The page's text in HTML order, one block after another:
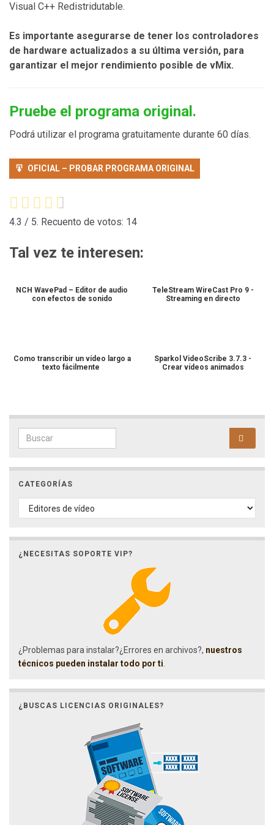
Visual C++ Redistridutable.
Es importante asegurarse de tener los controladores
de hardware actualizados a su última versión, para
garantizar el mejor rendimiento posible de vMix.
Pruebe el programa original.
Podrá utilizar el programa gratuitamente durante 60 días.
OFICIAL – PROBAR PROGRAMA ORIGINAL
4.3 / 5. Recuento de votos: 14
Tal vez te interesen:
NCH WavePad – Editor de audio
con efectos de sonido
TeleStream WireCast Pro 9 -
Streaming en directo
Como transcribir un vídeo largo a
texto fácilmente
Sparkol VideoScribe 3.7.3 -
Crear vídeos animados
Search for:
CATEGORÍAS
CATEGORÍAS
¿NECESITAS SOPORTE VIP?
¿Problemas para instalar?¿Errores en archivos?, nuestros
técnicos pueden instalar todo por ti
¿BUSCAS LICENCIAS ORIGINALES?